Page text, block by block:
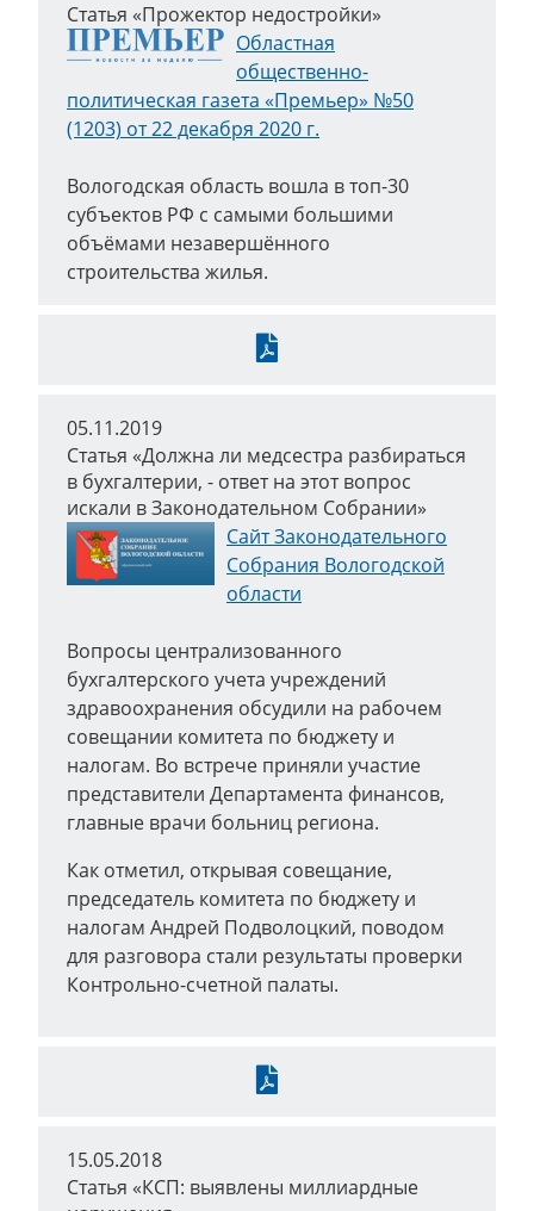
Статья «Прожектор недостройки»
Областная
общественно-
политическая газета «Премьер» №50
(1203) от 22 декабря 2020 г.
Вологодская область вошла в топ-30
субъектов РФ с самыми большими
объёмами незавершённого
строительства жилья.
Скачать
05.11.2019
Статья «Должна ли медсестра разбираться
в бухгалтерии, - ответ на этот вопрос
искали в Законодательном Собрании»
Сайт Законодательного
Собрания Вологодской
области
Вопросы централизованного
бухгалтерского учета учреждений
здравоохранения обсудили на рабочем
совещании комитета по бюджету и
налогам. Во встрече приняли участие
представители Департамента финансов,
главные врачи больниц региона.
Как отметил, открывая совещание,
председатель комитета по бюджету и
налогам Андрей Подволоцкий, поводом
для разговора стали результаты проверки
Контрольно-счетной палаты.
Скачать
15.05.2018
Статья «КСП: выявлены миллиардные